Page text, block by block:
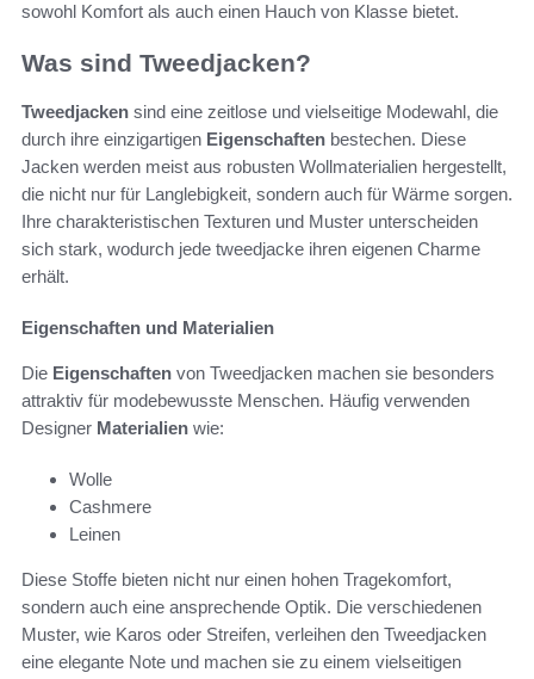
sowohl Komfort als auch einen Hauch von Klasse bietet.
Was sind Tweedjacken?
Tweedjacken sind eine zeitlose und vielseitige Modewahl, die
durch ihre einzigartigen Eigenschaften bestechen. Diese
Jacken werden meist aus robusten Wollmaterialien hergestellt,
die nicht nur für Langlebigkeit, sondern auch für Wärme sorgen.
Ihre charakteristischen Texturen und Muster unterscheiden
sich stark, wodurch jede tweedjacke ihren eigenen Charme
erhält.
Eigenschaften und Materialien
Die Eigenschaften von Tweedjacken machen sie besonders
attraktiv für modebewusste Menschen. Häufig verwenden
Designer Materialien wie:
Wolle
Cashmere
Leinen
Diese Stoffe bieten nicht nur einen hohen Tragekomfort,
sondern auch eine ansprechende Optik. Die verschiedenen
Muster, wie Karos oder Streifen, verleihen den Tweedjacken
eine elegante Note und machen sie zu einem vielseitigen